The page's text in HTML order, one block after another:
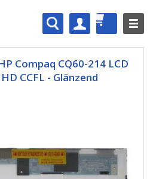
Compaq CQ60-214 LCD
CCFL - Glänzend